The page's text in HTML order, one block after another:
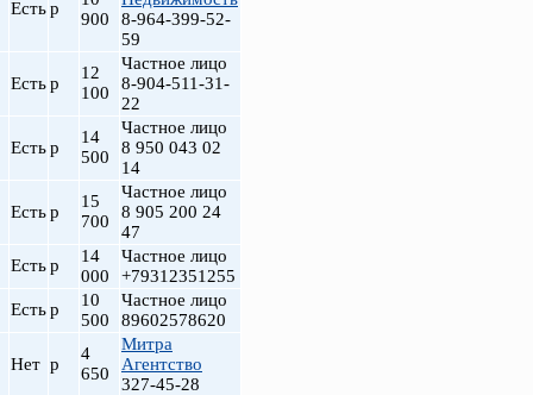
Естьр
900
8-964-399-52-
59
Естьр
12
100
Частное лицо
8-904-511-31-
22
Естьр
14
500
Частное лицо
8 950 043 02
14
Естьр
15
700
Частное лицо
8 905 200 24
47
Естьр
14
000
Частное лицо
+79312351255
Естьр
10
500
Частное лицо
89602578620
Нет р
4
650
Митра
Агентство
327-45-28